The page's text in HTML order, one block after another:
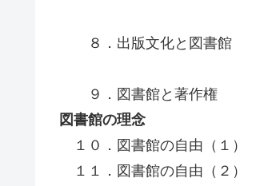
８．出版文化と図書館
９．図書館と著作権
図書館の理念
１０．図書館の自由（１）
１１．図書館の自由（２）